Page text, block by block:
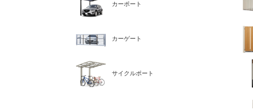
カーポート
カーゲート
サイクルポート